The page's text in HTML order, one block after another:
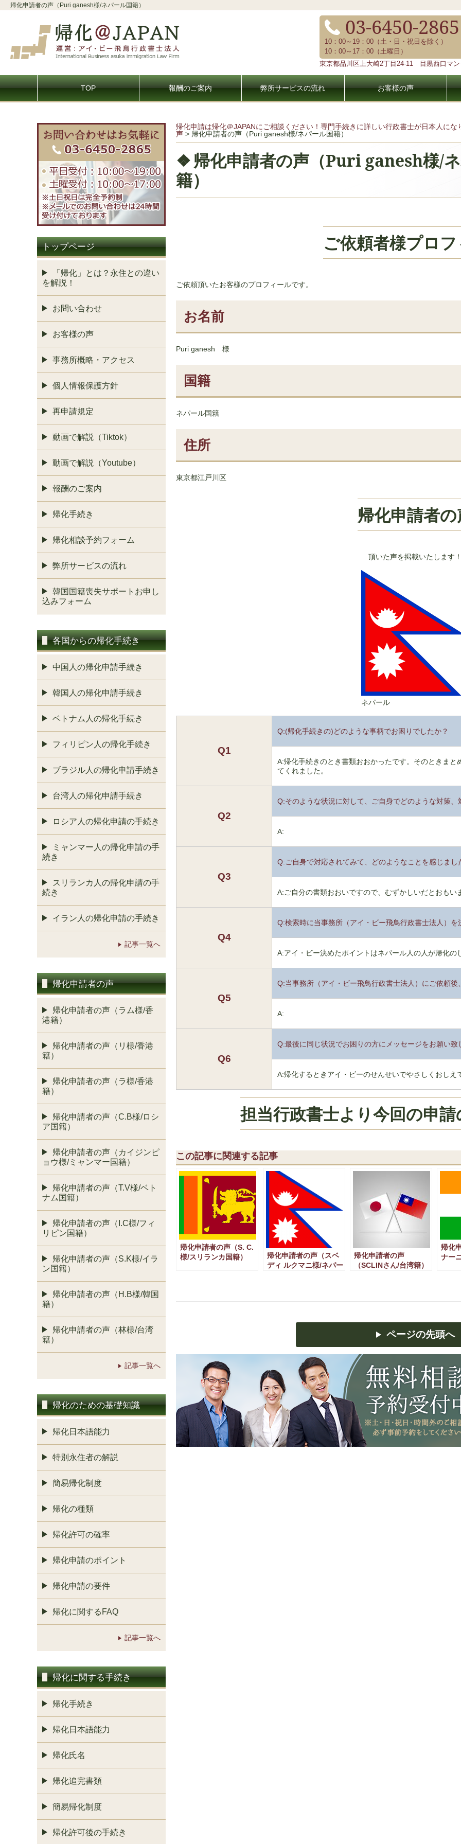
帰化申請者の声（Puri ganesh様/ネパール国籍）
03-6450-2865
10：00～19：00（土・日・祝日を除く）
10：00～17：00（土曜日）
東京都品川区上大崎2丁目24-11 目黒西口マ
TOP 報酬のご案内 弊所サービスの流れ お客様の声
帰化申請は帰化＠JAPANにご相談ください！専門手続きに詳しい行政書士が日本人に
声 > 帰化申請者の声（Puri ganesh様/ネパール国籍）
帰化申請者の声（Puri ganesh様/
籍）
ご依頼者様プロ
ご依頼頂いたお客様のプロフィールです。
お名前
Puri ganesh 様
国籍
ネパール国籍
住所
東京都江戸川区
帰化申請者
頂いた声を掲載いたします
ネパール
Q1
Q:(帰化手続きの)どのような事柄でお困りでしたか？
A:帰化手続きのとき書類おおかったです。そのときま
てくれました。
Q2
Q:そのような状況に対して、ご自身でどのような対策、
A:
Q3
Q:ご自身で対応されてみて、どのようなことを感じまし
A:ご自分の書類おおいですので、むずかしいだとおもい
Q4
Q:検索時に当事務所（アイ・ビー飛鳥行政書士法人）
A:アイ・ビー決めたポイントはネパール人の人が帰化
Q5
Q:当事務所（アイ・ビー飛鳥行政書士法人）にご依頼
A:
Q6
Q:最後に同じ状況でお困りの方にメッセージをお願い致
A:帰化するときアイ・ビーのせんせいでやさしくおし
担当行政書士より今回の申
この記事に関連する記事
帰化申請者の声（S. C.
様/スリランカ国籍）
帰化申請者の声（スベ
ディ ルクマニ様/ネパー
帰化申請者の声
（SCLINさん/台湾籍）
帰化
ナー
ページの先頭へ
トップページ
「帰化」とは？永住との違い
を解説！
お問い合わせ
お客様の声
事務所概略・アクセス
個人情報保護方針
再申請規定
動画で解説（Tiktok）
動画で解説（Youtube）
報酬のご案内
帰化手続き
帰化相談予約フォーム
弊所サービスの流れ
韓国国籍喪失サポートお申し
込みフォーム
各国からの帰化手続き
中国人の帰化申請手続き
韓国人の帰化申請手続き
ベトナム人の帰化手続き
フィリピン人の帰化手続き
ブラジル人の帰化申請手続き
台湾人の帰化申請手続き
ロシア人の帰化申請の手続き
ミャンマー人の帰化申請の手
続き
スリランカ人の帰化申請の手
続き
イラン人の帰化申請の手続き
記事一覧へ
帰化申請者の声
帰化申請者の声（ラム様/香
港籍）
帰化申請者の声（リ様/香港
籍）
帰化申請者の声（ラ様/香港
籍）
帰化申請者の声（C.B様/ロシ
ア国籍）
帰化申請者の声（カイジンピ
ョウ様/ミャンマー国籍）
帰化申請者の声（T.V様/ベト
ナム国籍）
帰化申請者の声（I.C様/フィ
リピン国籍）
帰化申請者の声（S.K様/イラ
ン国籍）
帰化申請者の声（H.B様/韓国
籍）
帰化申請者の声（林様/台湾
籍）
記事一覧へ
帰化のための基礎知識
帰化日本語能力
特別永住者の解説
簡易帰化制度
帰化の種類
帰化許可の確率
帰化申請のポイント
帰化申請の要件
帰化に関するFAQ
記事一覧へ
帰化に関する手続き
帰化手続き
帰化日本語能力
帰化氏名
帰化追完書類
簡易帰化制度
帰化許可後の手続き